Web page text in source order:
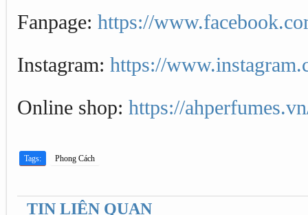
Fanpage: https://
Instagram: https://
Online shop: https://
Tags: Phong Cách
TIN LIÊN QUAN